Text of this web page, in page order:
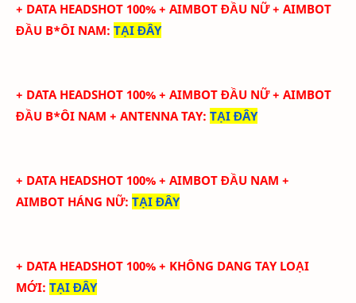
+ DATA HEADSHOT 100% + AIMBOT ĐẦU NỮ + AIMBOT
ĐẦU B*ÔI NAM: TẠI ĐÂY
+ DATA HEADSHOT 100% + AIMBOT ĐẦU NỮ + AIMBOT
ĐẦU B*ÔI NAM + ANTENNA TAY: TẠI ĐÂY
+ DATA HEADSHOT 100% + AIMBOT ĐẦU NAM +
AIMBOT HÁNG NỮ: TẠI ĐÂY
+ DATA HEADSHOT 100% + KHÔNG DANG TAY LOẠI
MỚI: TẠI ĐÂY